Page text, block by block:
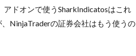
ドオンで使うSharkIndicatosはこれ
NinjaTraderの証券会社はもう使うの